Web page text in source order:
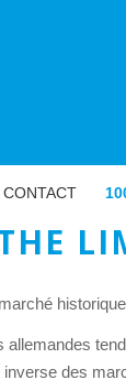
CONTACT
allemandes
des